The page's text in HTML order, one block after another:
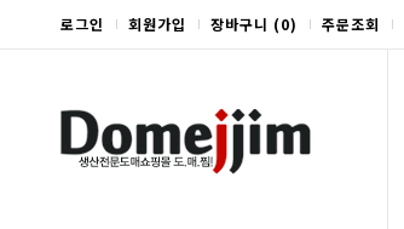
로그인 회원가입 장바구니 (0) 주문조회